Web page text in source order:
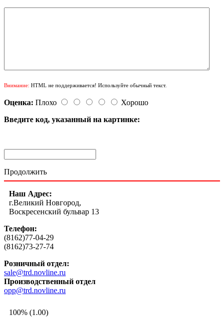
Внимание: HTML не поддерживается! Используйте обычный текст.
Оценка: Плохо
Хорошо
Введите код, указанный на картинке:
Продолжить
Наш Адрес:
г.Великий Новгород,
Воскресенский бульвар 13
Телефон:
(8162)77-04-29
(8162)73-27-74
Розничный отдел:
sale@trd.novline.ru
Производственный отдел
opp@trd.novline.ru
100% (1.00)